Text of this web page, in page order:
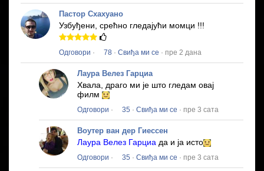
Пастор Схахуано
Узбуђени, срећно гледајући момци !!!
Одговори · 78 · Свиђа ми се · пре 2 дана
Лаура Велез Гарциа
Хвала, драго ми је што гледам овај
филм
Одговори · 35 · Свиђа ми се · пре 3 сата
Воутер ван дер Гиессен
Лаура Велез Гарциа да и ја исто
Одговори · 35 · Свиђа ми се · пре 3 сата